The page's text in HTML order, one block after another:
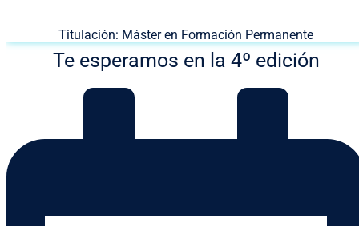
Titulación: Máster en Formación Permanente
Te esperamos en la 4º edición